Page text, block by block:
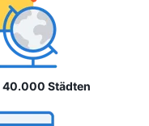
40.000 Städten